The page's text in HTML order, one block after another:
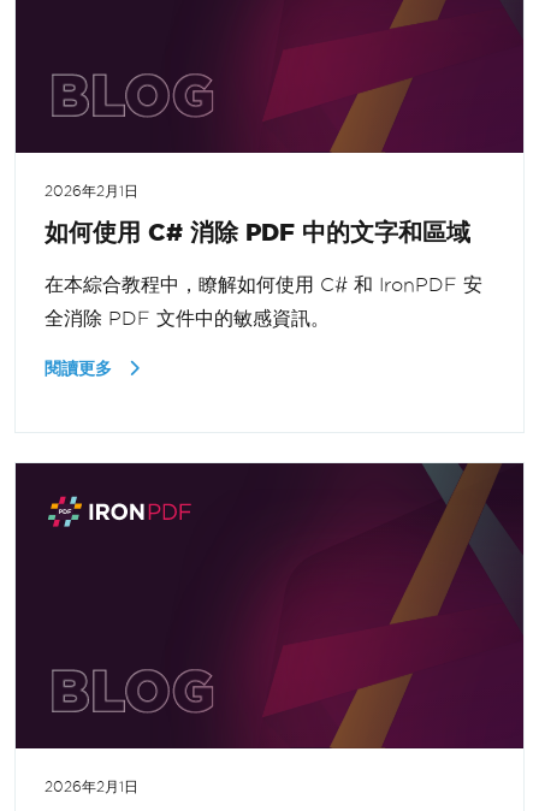
2026年2月1日
如何使用 C# 消除 PDF 中的文字和區域
在本綜合教程中，瞭解如何使用 C# 和 IronPDF 安
全消除 PDF 文件中的敏感資訊。
閱讀更多
2026年2月1日